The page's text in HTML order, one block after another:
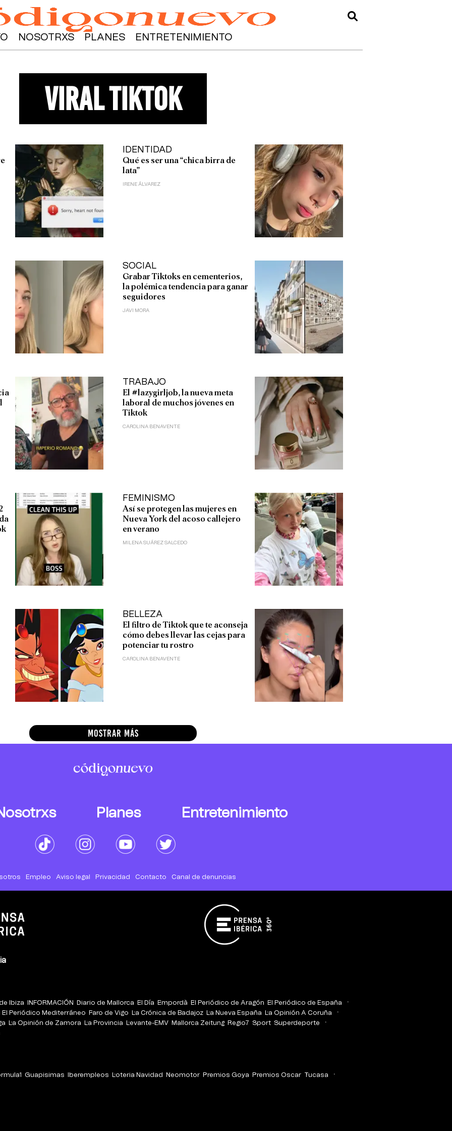
NOSOTRXS PLANES ENTRETENIMIENTO
viral tiktok
IDENTIDAD
Qué es ser una “chica birra de
lata”
IRENE ÁLVAREZ
SOCIAL
Grabar Tiktoks en cementerios,
la polémica tendencia para ganar
seguidores
JAVI MORA
TRABAJO
El #lazygirljob, la nueva meta
laboral de muchos jóvenes en
Tiktok
CAROLINA BENAVENTE
FEMINISMO
Así se protegen las mujeres en
Nueva York del acoso callejero
en verano
MILENA SUÁREZ SALCEDO
BELLEZA
El filtro de Tiktok que te aconseja
cómo debes llevar las cejas para
potenciar tu rostro
CAROLINA BENAVENTE
MOSTRAR MÁS
Planes Entretenimiento
Empleo Aviso legal Privacidad Contacto Canal de denuncias
Ibiza INFORMACIÓN Diario de Mallorca El Día Empordà El Periódico de Aragón
El Periódico de España
El Periódico Mediterráneo Faro de Vigo La Crónica de Badajoz La Nueva España
La Opinión A Coruña
La Opinión de Zamora La Provincia Levante-EMV Mallorca Zeitung Regio7 Sport Superdeporte
Guapisimas Iberempleos Loteria Navidad Neomotor Premios Goya Premios Oscar
Tucasa